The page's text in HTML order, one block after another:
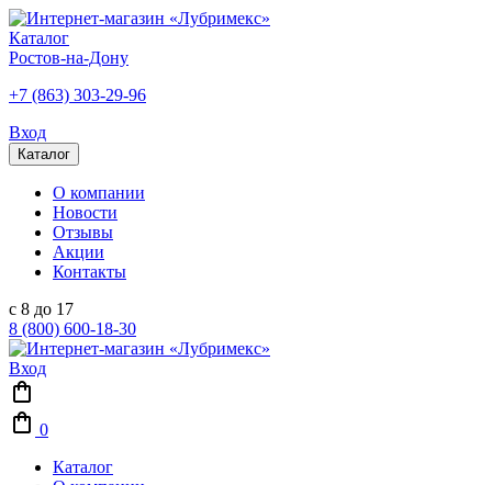
Каталог
Ростов-на-Дону
+7 (863) 303-29-96
Вход
Каталог
О компании
Новости
Отзывы
Акции
Контакты
с 8 до 17
8 (800) 600-18-30
Вход
0
Каталог